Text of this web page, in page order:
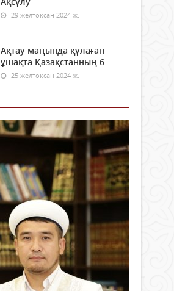
29 желтоқсан 2024 ж.
Ақтау маңында құлаған
ұшақта Қазақстанның 6
25 желтоқсан 2024 ж.